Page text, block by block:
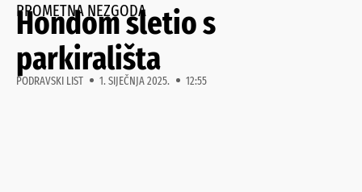
PROMETNA NEZGODA
Hondom sletio s
parkirališta
PODRAVSKI LIST 1. SIJEČNJA 2025. 12:55